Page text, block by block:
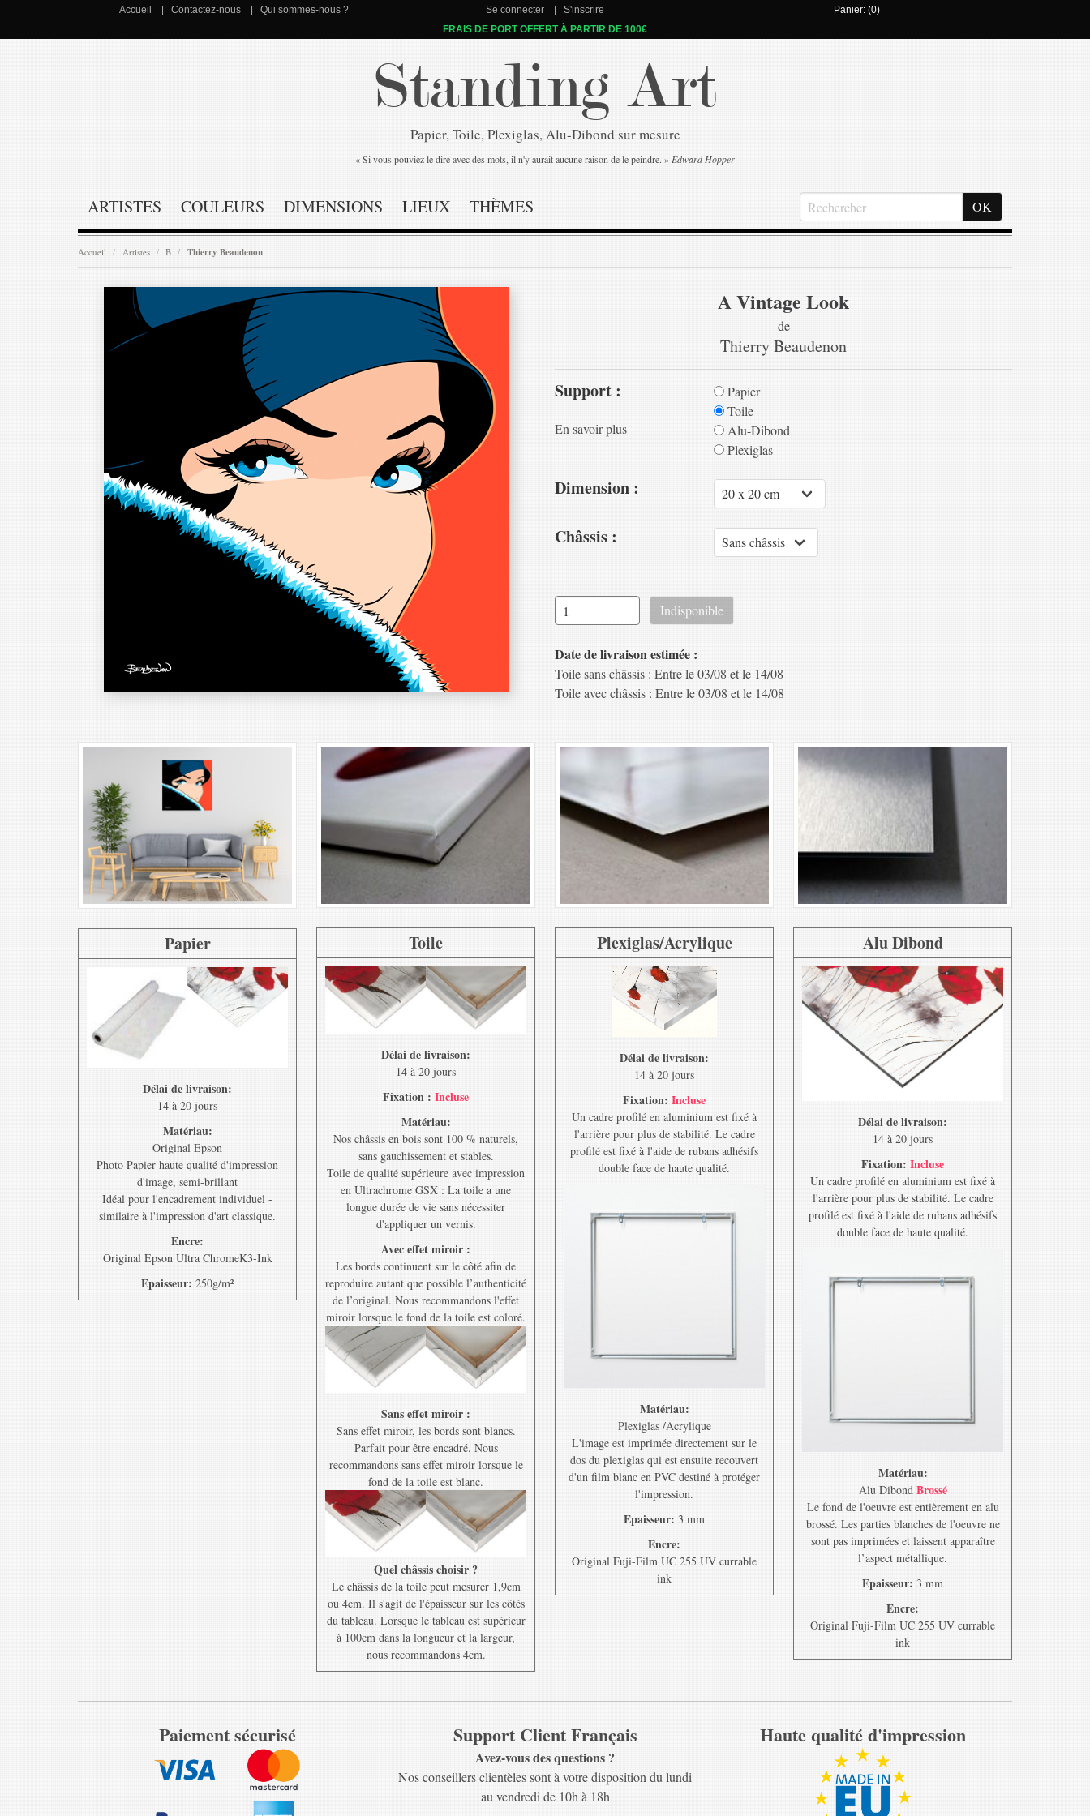
Accueil Contactez-nous Qui sommes-nous ? Se connecter S'inscrire
Panier: (0)
FRAIS DE PORT OFFERT À PARTIR DE 100€
Standing Art
Papier, Toile, Plexiglas, Alu-Dibond sur mesure
« Si vous pouviez le dire avec des mots, il n'y aurait aucune raison de le peindre. » Edward Hopper
ARTISTES COULEURS DIMENSIONS LIEUX THÈMES
Accueil Artistes B Thierry Beaudenon
A Vintage Look
de
Thierry Beaudenon
Support :
En savoir plus
Papier
Toile
Alu-Dibond
Plexiglas
Dimension :
Châssis :
Date de livraison estimée :
Toile sans châssis : Entre le 03/08 et le 14/08
Toile avec châssis : Entre le 03/08 et le 14/08
Papier
Délai de livraison:
14 à 20 jours
Matériau:
Original Epson
Photo Papier haute qualité d'impression
d'image, semi-brillant
Idéal pour l'encadrement individuel -
similaire à l'impression d'art classique.
Encre:
Original Epson Ultra ChromeK3-Ink
Epaisseur: 250g/m²
Toile
Délai de livraison:
14 à 20 jours
Fixation : Incluse
Matériau:
Nos châssis en bois sont 100 % naturels,
sans gauchissement et stables.
Toile de qualité supérieure avec impression
en Ultrachrome GSX : La toile a une
longue durée de vie sans nécessiter
d'appliquer un vernis.
Avec effet miroir :
Les bords continuent sur le côté afin de
reproduire autant que possible l’authenticité
de l’original. Nous recommandons l'effet
miroir lorsque le fond de la toile est coloré.
Sans effet miroir :
Sans effet miroir, les bords sont blancs.
Parfait pour être encadré. Nous
recommandons sans effet miroir lorsque le
fond de la toile est blanc.
Quel châssis choisir ?
Le châssis de la toile peut mesurer 1,9cm
ou 4cm. Il s'agit de l'épaisseur sur les côtés
du tableau. Lorsque le tableau est supérieur
à 100cm dans la longueur et la largeur,
nous recommandons 4cm.
Plexiglas/Acrylique
Délai de livraison:
14 à 20 jours
Fixation: Incluse
Un cadre profilé en aluminium est fixé à
l'arrière pour plus de stabilité. Le cadre
profilé est fixé à l'aide de rubans adhésifs
double face de haute qualité.
Matériau:
Plexiglas /Acrylique
L'image est imprimée directement sur le
dos du plexiglas qui est ensuite recouvert
d'un film blanc en PVC destiné à protéger
l'impression.
Epaisseur: 3 mm
Encre:
Original Fuji-Film UC 255 UV currable
ink
Alu Dibond
Délai de livraison:
14 à 20 jours
Fixation: Incluse
Un cadre profilé en aluminium est fixé à
l'arrière pour plus de stabilité. Le cadre
profilé est fixé à l'aide de rubans adhésifs
double face de haute qualité.
Matériau:
Alu Dibond Brossé
Le fond de l'oeuvre est entièrement en alu
brossé. Les parties blanches de l'oeuvre ne
sont pas imprimées et laissent apparaître
l’aspect métallique.
Epaisseur: 3 mm
Encre:
Original Fuji-Film UC 255 UV currable
ink
Paiement sécurisé Support Client Français
Avez-vous des questions ?
Nos conseillers clientèles sont à votre disposition du lundi
au vendredi de 10h à 18h
Haute qualité d'impression